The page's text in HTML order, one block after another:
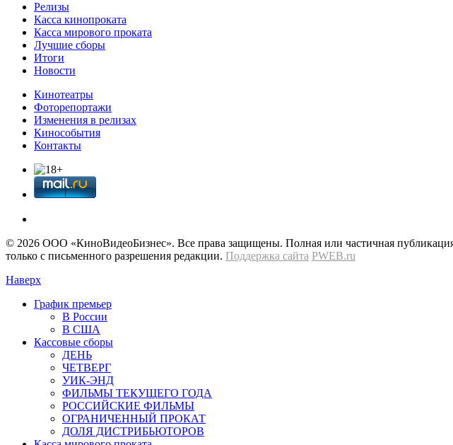
Релизы
Касса кинопроката
Касса мирового проката
Лучшие сборы
Итоги
Новости
Кинотеатры
Фоторепортажи
Изменения в релизах
Кинособытия
Контакты
© 2026 OOО «КиноВидеоБизнес». Все права защищены. Полная или частичная
только с письменного разрешения редакции. Поддержка сайта PWEB.ru
Наверх
График премьер
В России
В США
Кассовые сборы
ДЕНЬ
ЧЕТВЕРГ
УИК-ЭНД
ФИЛЬМЫ ТЕКУЩЕГО ГОДА
РОССИЙСКИЕ ФИЛЬМЫ
ОГРАНИЧЕННЫЙ ПРОКАТ
ДОЛЯ ДИСТРИБЬЮТОРОВ